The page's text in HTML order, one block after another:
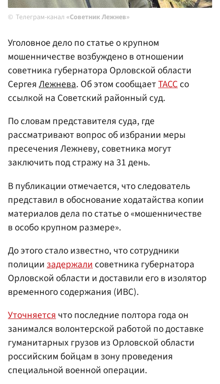
Телеграм-канал «Советник Лежнев»
Уголовное дело по статье о крупном
мошенничестве возбуждено в отношении
советника губернатора Орловской области
СергеяЛежнева. Об этом сообщаетТАССсо
ссылкой на Советский районный суд.
По словам представителя суда, где
рассматривают вопрос об избрании меры
пресечения Лежневу, советника могут
заключить под стражу на 31 день.
В публикации отмечается, что следователь
представил в обоснование ходатайства копии
материалов дела по статье о «мошенничестве
в особо крупном размере».
До этого стало известно, что сотрудники
полициизадержалисоветника губернатора
Орловской области и доставили его в изолятор
временного содержания (ИВС).
Уточняетсячто последние полтора года он
занимался волонтерской работой по доставке
гуманитарных грузов из Орловской области
российским бойцам в зону проведения
специальной военной операции.